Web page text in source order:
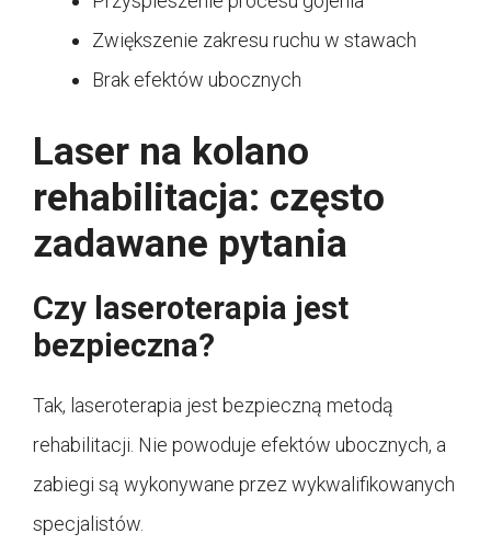
Zwiększenie zakresu ruchu w stawach
Brak efektów ubocznych
Laser na kolano
rehabilitacja: często
zadawane pytania
Czy laseroterapia jest
bezpieczna?
Tak, laseroterapia jest bezpieczną metodą
rehabilitacji. Nie powoduje efektów ubocznych, a
zabiegi są wykonywane przez wykwalifikowanych
specjalistów.